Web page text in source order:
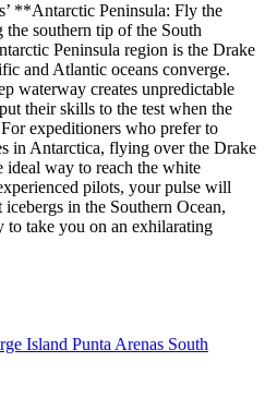
**Antarctic Peninsula: Fly the
southern tip of the South
Peninsula region is the Drake
and Atlantic oceans converge.
waterway creates unpredictable
their skills to the test when the
expeditioners who prefer to
in Antarctica, flying over the Drake
ideal way to reach the white
pilots, your pulse will
in the Southern Ocean,
to take you on an exhilarating
Island Punta Arenas South